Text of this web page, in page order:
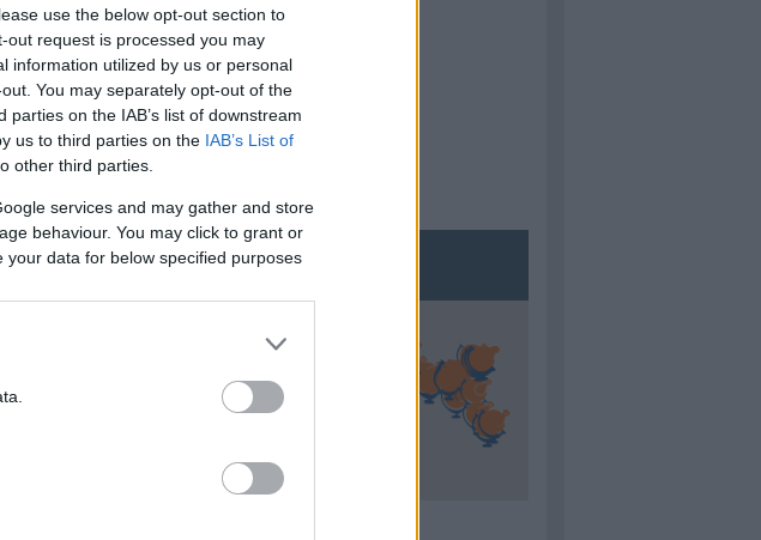
use the below opt-out section to
request is processed you may
information utilized by us or personal
You may separately opt-out of the
on the IAB’s list of downstream
us to third parties on the IAB’s List of
other third parties.
services and may gather and store
behaviour. You may click to grant or
data for below specified purposes